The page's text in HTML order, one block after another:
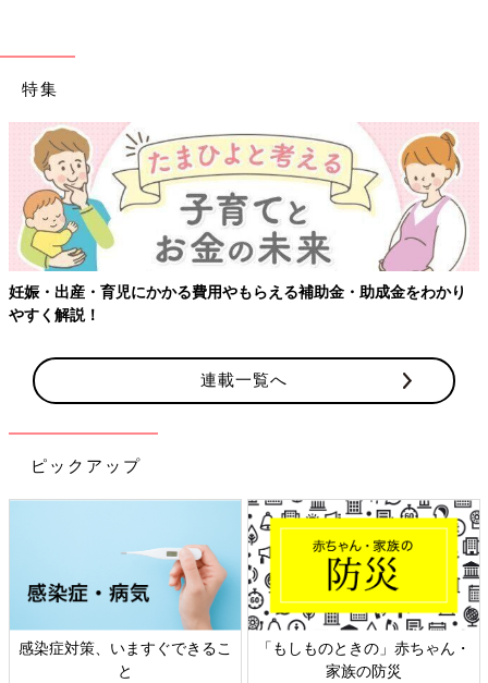
特集
妊娠・出産・育児にかかる費用やもらえる補助金・助成金をわかり
やすく解説！
連載一覧へ
ピックアップ
感染症対策、いますぐできるこ
と
「もしものときの」赤ちゃん・
家族の防災